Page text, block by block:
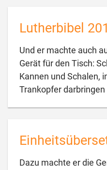
Lutherbibel
Und er machte auch
Gerät für den Tisch:
Kannen und Schalen,
Trankopfer darbringen
Dazu machte er die